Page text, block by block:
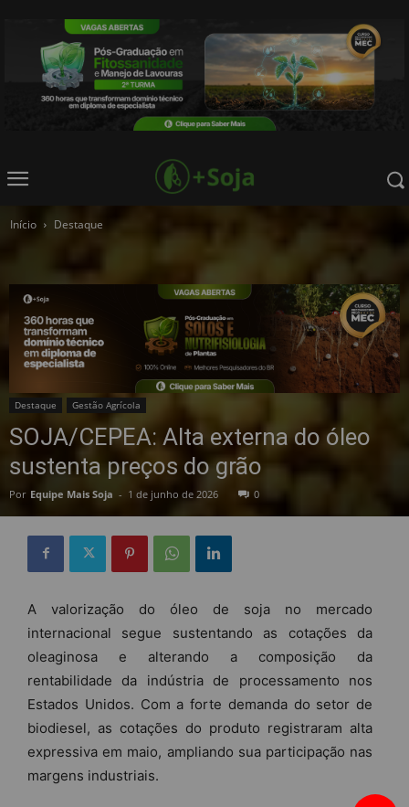
Início Destaque
Destaque Gestão Agrícola
SOJA/CEPEA: Alta externa do óleo
sustenta preços do grão
Por Equipe Mais Soja - 1 de junho de 2026 0
A valorização do óleo de soja no mercado
internacional segue sustentando as cotações da
oleaginosa e alterando a composição da
rentabilidade da indústria de processamento nos
Estados Unidos. Com a forte demanda do setor de
biodiesel, as cotações do produto registraram alta
expressiva em maio, ampliando sua participação nas
margens industriais.